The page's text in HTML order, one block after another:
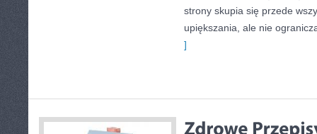
strony skupia się przede
upiększania, ale nie
]